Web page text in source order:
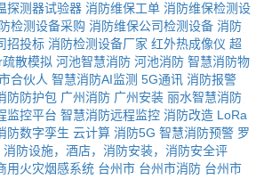
探测器试验器 消防维保工单 消防维保检测设
检测设备采购 消防维保公司检测设备 消防
招投标 消防检测设备厂家 红外热成像仪 超
散模拟 河池智慧消防 河池消防 智慧消防物
合伙人 智慧消防AI监测 5G通讯 消防报警
防防护包 广州消防 广州安装 丽水智慧消防
监控平台 智慧消防远程监控 消防改造 LoRa
防数字孪生 云计算 消防5G 智慧消防预警 罗
防设施，酒店，消防安装，消防安全评
用火灾烟感系统 台州市 台州市消防 台州市